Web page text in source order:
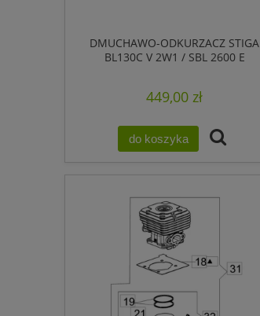
DMUCHAWO-ODKURZACZ STIGA
BL130C V 2W1 / SBL 2600 E
449,00 zł
do koszyka